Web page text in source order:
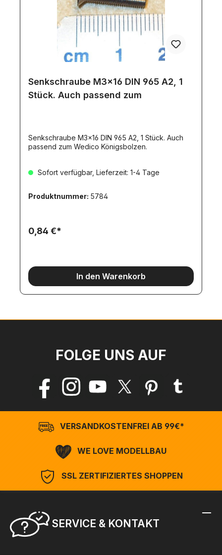
Senkschraube M3x16 DIN 965 A2, 1
Stück. Auch passend zum
Senkschraube M3x16 DIN 965 A2, 1 Stück. Auch
passend zum Wedico Königsbolzen.
Sofort verfügbar, Lieferzeit: 1-4 Tage
Produktnummer: 5784
0,84 €*
In den Warenkorb
FOLGE UNS AUF
VERSANDKOSTENFREI AB 99€*
WE LOVE MODELLBAU
SSL ZERTIFIZIERTES SHOPPEN
SERVICE & KONTAKT